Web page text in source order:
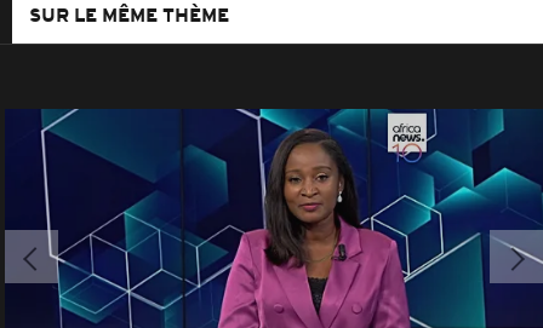
SUR LE MÊME THÈME